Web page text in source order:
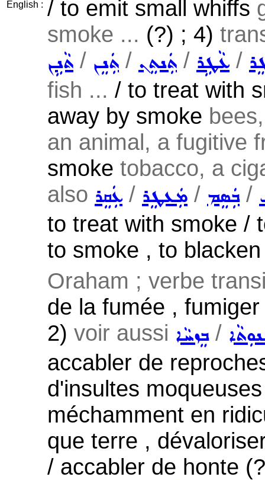
English : / to emit small whiffs
smoke ... (?) ; 4)
ܬܵܢܹܢ / ܬܲܢܸܢ / ܬܲܢܬܸܢ / ܥܵܛܹܪ /
fish ... / to treat with
away by smoke
an animal, a fugitive
smoke tobacco, a
also ܥܲܩܸܪ / ܡܲܥܛܸܪ / ܒܲܣܸܡ/
to treat with smoke /
to smoke , to
Oraham ; verbe
de la fumée ,
2) voir aussi ܒܸܙܚܵܐ/
accabler de
d'insultes
méchamment en
que terre ,
/ accabler de honte